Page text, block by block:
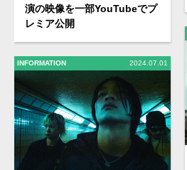
演の映像を一部YouTubeでプ
レミア公開
INFORMATION 2024.07.01